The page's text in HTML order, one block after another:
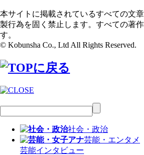
本サイトに掲載されているすべての文
製行為を固く禁止します。すべての著
す。
© Kobunsha Co., Ltd All Rights Reserved.
社会・政治
芸能・エンタメ
芸能インタビュー